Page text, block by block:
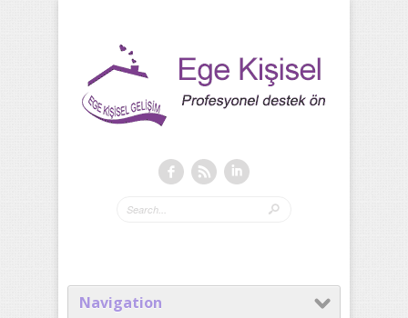
Navigation